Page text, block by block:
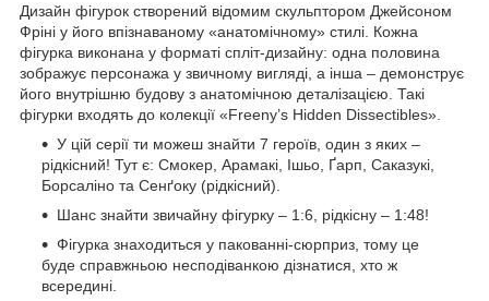
Дизайн фігурок створений відомим скульптором Джейсоном
Фріні у його впізнаваному «анатомічному» стилі. Кожна
фігурка виконана у форматі спліт-дизайну: одна половина
зображує персонажа у звичному вигляді, а інша – демонструє
його внутрішню будову з анатомічною деталізацією. Такі
фігурки входять до колекції «Freeny’s Hidden Dissectibles».
У цій серії ти можеш знайти 7 героїв, один з яких –
рідкісний! Тут є: Смокер, Арамакі, Ішьо, Ґарп, Саказукі,
Борсаліно та Сенґоку (рідкісний).
Шанс знайти звичайну фігурку – 1:6, рідкісну – 1:48!
Фігурка знаходиться у пакованні-сюрприз, тому це
буде справжньою несподіванкою дізнатися, хто ж
всередині.